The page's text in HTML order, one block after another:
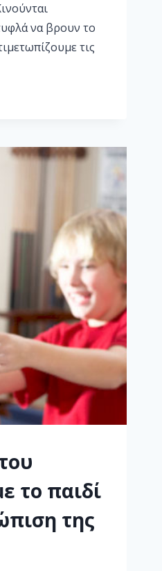
να βρουν το
τις
το παιδί
της